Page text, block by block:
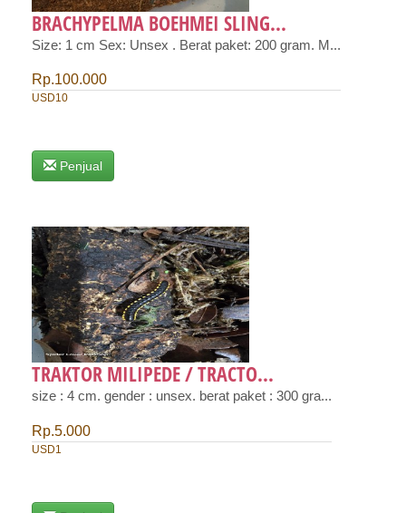
BRACHYPELMA BOEHMEI SLING...
Size: 1 cm Sex: Unsex . Berat paket: 200 gram. M...
Rp.100.000
USD10
Penjual
TRAKTOR MILIPEDE / TRACTO...
size : 4 cm. gender : unsex. berat paket : 300 gra...
Rp.5.000
USD1